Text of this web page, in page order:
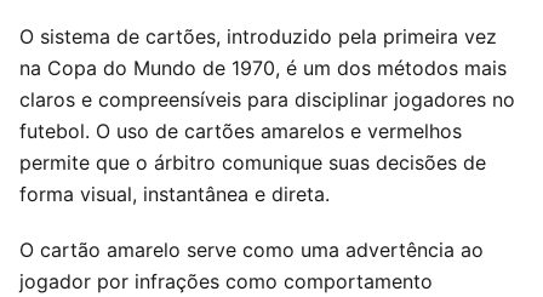
O sistema de cartões, introduzido pela primeira vez
na Copa do Mundo de 1970, é um dos métodos mais
claros e compreensíveis para disciplinar jogadores no
futebol. O uso de cartões amarelos e vermelhos
permite que o árbitro comunique suas decisões de
forma visual, instantânea e direta.
O cartão amarelo serve como uma advertência ao
jogador por infrações como comportamento